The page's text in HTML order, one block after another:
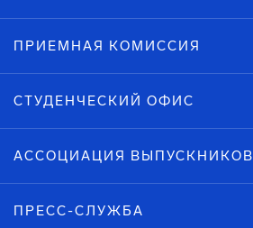
ПРИЕМНАЯ КОМИССИЯ
СТУДЕНЧЕСКИЙ ОФИС
АССОЦИАЦИЯ ВЫПУСКНИКОВ
ПРЕСС-СЛУЖБА